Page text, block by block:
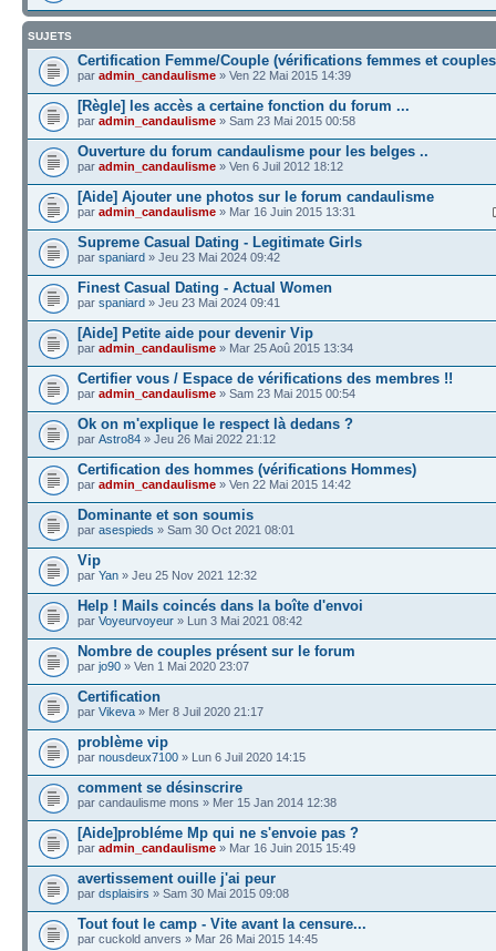
SUJETS
Certification Femme/Couple (vérifications femmes et
par admin_candaulisme » Ven 22 Mai 2015 14:39
[Règle] les accès a certaine fonction du forum ...
par admin_candaulisme » Sam 23 Mai 2015 00:58
Ouverture du forum candaulisme pour les belges ..
par admin_candaulisme » Ven 6 Juil 2012 18:12
[Aide] Ajouter une photos sur le forum candaulisme
par admin_candaulisme » Mar 16 Juin 2015 13:31
Supreme Сasual Dating - Legitimate Girls
par spaniard » Jeu 23 Mai 2024 09:42
Finest Сasual Dating - Actual Women
par spaniard » Jeu 23 Mai 2024 09:41
[Aide] Petite aide pour devenir Vip
par admin_candaulisme » Mar 25 Aoû 2015 13:34
Certifier vous / Espace de vérifications des membres !!
par admin_candaulisme » Sam 23 Mai 2015 00:54
Ok on m'explique le respect là dedans ?
par Astro84 » Jeu 26 Mai 2022 21:12
Certification des hommes (vérifications Hommes)
par admin_candaulisme » Ven 22 Mai 2015 14:42
Dominante et son soumis
par asespieds » Sam 30 Oct 2021 08:01
Vip
par Yan » Jeu 25 Nov 2021 12:32
Help ! Mails coincés dans la boîte d'envoi
par Voyeurvoyeur » Lun 3 Mai 2021 08:42
Nombre de couples présent sur le forum
par jo90 » Ven 1 Mai 2020 23:07
Certification
par Vikeva » Mer 8 Juil 2020 21:17
problème vip
par nousdeux7100 » Lun 6 Juil 2020 14:15
comment se désinscrire
par candaulisme mons » Mer 15 Jan 2014 12:38
[Aide]probléme Mp qui ne s'envoie pas ?
par admin_candaulisme » Mar 16 Juin 2015 15:49
avertissement ouille j'ai peur
par dsplaisirs » Sam 30 Mai 2015 09:08
Tout fout le camp - Vite avant la censure...
par cuckold anvers » Mar 26 Mai 2015 14:45